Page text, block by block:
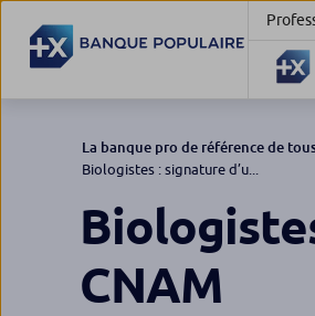
La banque pro de référence de
Biologistes : signature d’u...
CNAM